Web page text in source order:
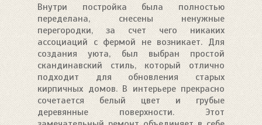
Внутри постройка была полностью
переделана, снесены ненужные
перегородки, за счет чего никаких
ассоциаций с фермой не возникает. Для
создания уюта, был выбран простой
скандинавский стиль, который отлично
подходит для обновления старых
кирпичных домов. В интерьере прекрасно
сочетается белый цвет и грубые
деревянные поверхности. Этот